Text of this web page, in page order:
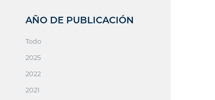
AÑO DE PUBLICACIÓN
Todo
2025
2022
2021